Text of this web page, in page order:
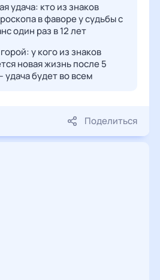
удача: кто из знаков
в фаворе у судьбы с
один раз в 12 лет
у кого из знаков
новая жизнь после 5
удача будет во всем
Поделиться